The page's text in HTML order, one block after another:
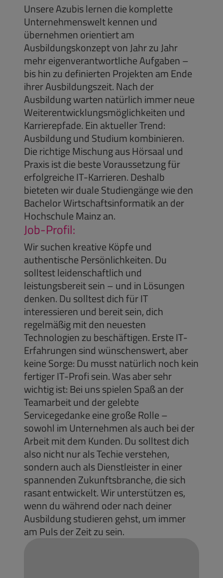
Unsere Azubis lernen die komplette
Unternehmenswelt kennen und
übernehmen orientiert am
Ausbildungskonzept von Jahr zu Jahr
mehr eigenverantwortliche Aufgaben –
bis hin zu definierten Projekten am Ende
ihrer Ausbildungszeit. Nach der
Ausbildung warten natürlich immer neue
Weiterentwicklungsmöglichkeiten und
Karrierepfade. Ein aktueller Trend:
Ausbildung und Studium kombinieren.
Die richtige Mischung aus Hörsaal und
Praxis ist die beste Voraussetzung für
erfolgreiche IT-Karrieren. Deshalb
bieteten wir duale Studiengänge wie den
Bachelor Wirtschaftsinformatik an der
Hochschule Mainz an.
Job-Profil:
Wir suchen kreative Köpfe und
authentische Persönlichkeiten. Du
solltest leidenschaftlich und
leistungsbereit sein – und in Lösungen
denken. Du solltest dich für IT
interessieren und bereit sein, dich
regelmäßig mit den neuesten
Technologien zu beschäftigen. Erste IT-
Erfahrungen sind wünschenswert, aber
keine Sorge: Du musst natürlich noch kein
fertiger IT-Profi sein. Was aber sehr
wichtig ist: Bei uns spielen Spaß an der
Teamarbeit und der gelebte
Servicegedanke eine große Rolle –
sowohl im Unternehmen als auch bei der
Arbeit mit dem Kunden. Du solltest dich
also nicht nur als Techie verstehen,
sondern auch als Dienstleister in einer
spannenden Zukunftsbranche, die sich
rasant entwickelt. Wir unterstützen es,
wenn du während oder nach deiner
Ausbildung studieren gehst, um immer
am Puls der Zeit zu sein.